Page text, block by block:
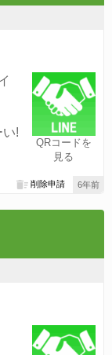
QRコードを
見る
!
6年前
削除申請